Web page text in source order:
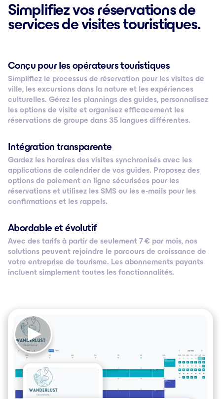
Simplifiez vos réservations de
services de visites touristiques.
Conçu pour les opérateurs touristiques
Simplifiez le processus de réservation pour les visites de
ville, les excursions dans la nature et les expériences
culturelles. Gérez les plannings des guides, personnalisez
les options de visite et organisez efficacement les
réservations de groupe dans 35 langues différentes.
Intégration transparente
Gardez les horaires des visites synchronisés avec les
applications de calendrier de vos guides. Proposez des
options de paiement en ligne sécurisées pour les
réservations et utilisez les SMS ou les e-mails pour les
confirmations et les rappels.
Abordable et évolutif
Avec des tarifs à partir de seulement 7 € par mois, nos
solutions peuvent rejoindre le parcours de croissance de
votre entreprise de tourisme. Les abonnements payants
incluent simplement toutes les fonctionnalités.